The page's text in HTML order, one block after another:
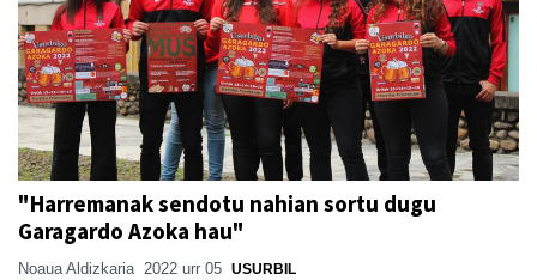
"Harremanak sendotu nahian sortu dugu
Garagardo Azoka hau"
Noaua Aldizkaria 2022 urr 05 USURBIL